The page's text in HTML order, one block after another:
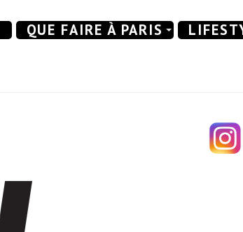
QUE FAIRE À PARIS